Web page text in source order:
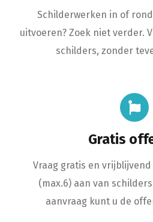
Schilderwerken in of
uitvoeren? Zoek niet verder.
schilders, zonder
Gratis
Vraag gratis en
(max.6) aan van
aanvraag kunt u de